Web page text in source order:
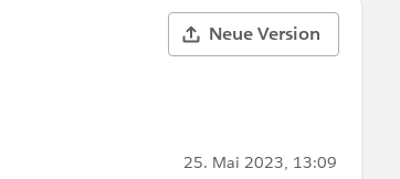
Neue Version
25. Mai 2023, 13:09